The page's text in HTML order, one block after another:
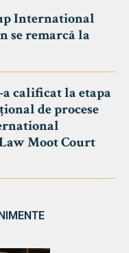
International
se remarcă la
calificat la etapa
de procese
Moot Court